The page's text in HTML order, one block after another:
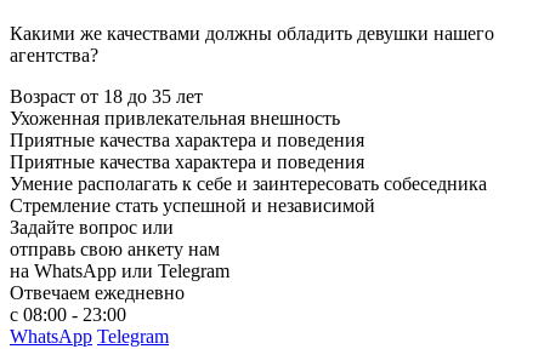
Какими же качествами должны обладить девушки нашего
агентства?
Возраст от 18 до 35 лет
Ухоженная привлекательная внешность
Приятные качества характера и поведения
Приятные качества характера и поведения
Умение располагать к себе и заинтересовать собеседника
Стремление стать успешной и независимой
Задайте вопрос или
отправь свою анкету нам
на WhatsApp или Telegram
Отвечаем ежедневно
с 08:00 - 23:00
WhatsApp Telegram